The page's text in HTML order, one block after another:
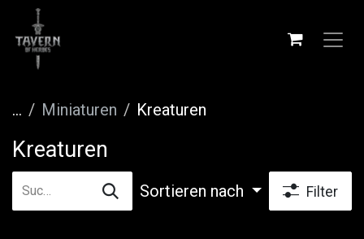
Zum Inhalt springen
... Miniaturen Kreaturen
Kreaturen
Sortieren nach Filter